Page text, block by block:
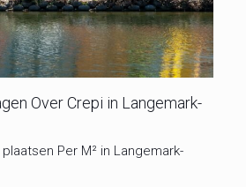
Over Crepi in Langemark-
Per M² in Langemark-